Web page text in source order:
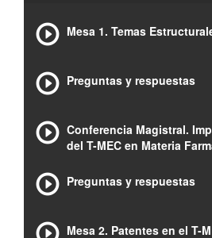
Mesa 1. Temas
Preguntas y respuestas
Conferencia Magistral.
del T-MEC en Materia
Preguntas y respuestas
Mesa 2. Patentes en el T-